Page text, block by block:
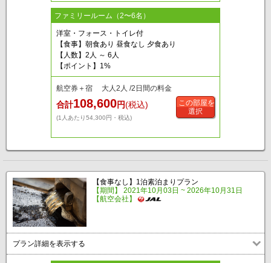
ファミリールーム（2〜6名）
洋室・フォース・トイレ付
【食事】朝食あり 昼食なし 夕食あり
【人数】2人 ～ 6人
【ポイント】1%
航空券＋宿 大人2人 /2日間の料金
合計108,600円(税込)
(1人あたり54,300円・税込)
この部屋を
選択
【食事なし】1泊素泊まりプラン
【期間】 2021年10月03日 ~ 2026年10月31日
【航空会社】
プラン詳細を表示する